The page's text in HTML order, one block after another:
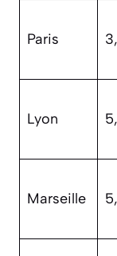
Paris
Lyon
Marseille